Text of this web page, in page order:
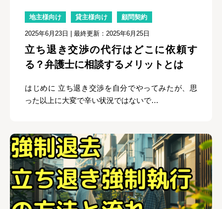
地主様向け 貸主様向け 顧問契約
2025年6月23日 | 最終更新：2025年6月25日
立ち退き交渉の代行はどこに依頼す
る？弁護士に相談するメリットとは
はじめに 立ち退き交渉を自分でやってみたが、思
った以上に大変で辛い状況ではないで…